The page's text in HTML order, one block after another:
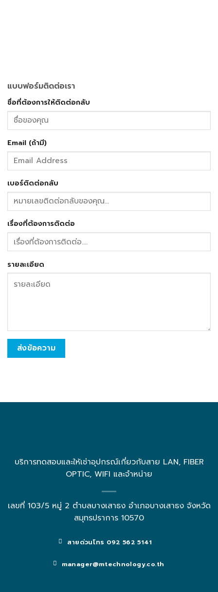
แบบฟอร์มติดต่อเรา
ชื่อที่ต้องการให้ติดต่อกลับ
Email (ถ้ามี)
เบอร์ติดต่อกลับ
เรื่องที่ต้องการติดต่อ
รายละเอียด
ส่งข้อความ
บริการทดสอบและให้เช่าอุปกรณ์เกี่ยวกับสาย LAN, FIBER
OPTIC, WIFI และจำหน่าย
เลขที่ 103/5 หมู่ 2 ตำบลบางเสาธง อำเภอบางเสาธง จังหวัด
สมุทรปราการ 10570
สายด่วนโทร 092 562 5141
manager@mtechnology.co.th